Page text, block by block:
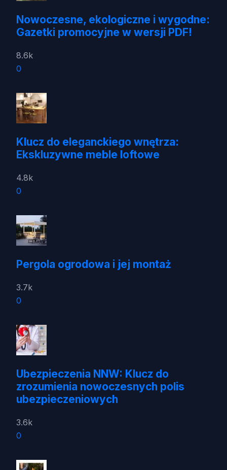
Nowoczesne, ekologiczne i wygodne:
Gazetki promocyjne w wersji PDF!
8.6k
0
Klucz do eleganckiego wnętrza:
Ekskluzywne meble loftowe
4.8k
0
Pergola ogrodowa i jej montaż
3.7k
0
Ubezpieczenia NNW: Klucz do
zrozumienia nowoczesnych polis
ubezpieczeniowych
3.6k
0